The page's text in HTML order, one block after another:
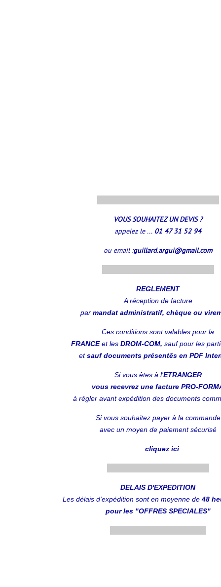
VOUS SOUHAITEZ UN DEVIS ?
appelez le ... 01 47 31 52 94
ou email :guillard.argui@gmail.com
REGLEMENT
A réception de facture
par mandat administratif, chèque ou
Ces conditions sont valables pour la
FRANCEet les DROM-COM, sauf pour les
etsauf documents présentês en PDF
Si vous êtes à l'ETRANGER
vous recevrez une facture PRO-
à régler avant expédition des documents
Si vous souhaitez payer à la commande
avec un moyen de paiement sécurisé
cliquez ici
DELAIS D'EXPEDITION
Les délais d'expédition sont en moyenne de 48
pour les "OFFRES SPECIALES"